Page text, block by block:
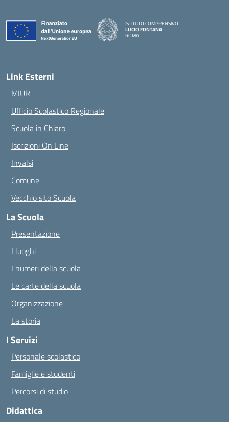
ISTITUTO COMPRENSIVO
LUCIO FONTANA
ROMA
Link Esterni
MIUR
Ufficio Scolastico Regionale
Scuola in Chiaro
Iscrizioni On Line
Invalsi
Comune
Vecchio sito Scuola
La Scuola
Presentazione
I luoghi
I numeri della scuola
Le carte della scuola
Organizzazione
La storia
I Servizi
Personale scolastico
Famiglie e studenti
Percorsi di studio
Didattica